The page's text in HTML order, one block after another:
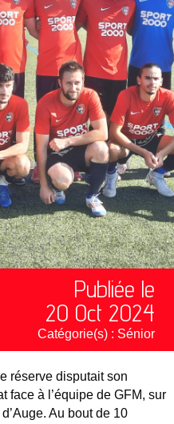
Publiée le
20 Oct 2024
Catégorie(s) : Sénior
réserve disputait son
face à l’équipe de GFM, sur
Au bout de 10